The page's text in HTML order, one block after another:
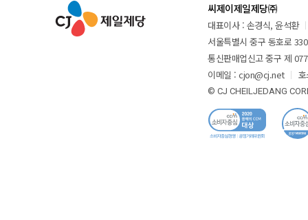
씨제이제일제당㈜
대표이사 : 손경식, 윤석환
서울특별시 중구 동호로
통신판매업신고 중구 제
이메일 : cjon@cj.net
© CJ CHEILJEDANG